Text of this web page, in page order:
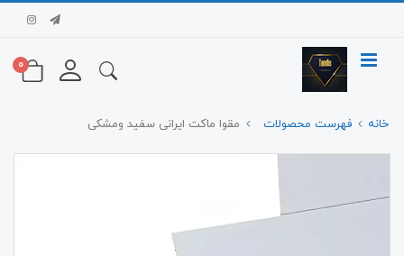
0
خانه فهرست محصولات مقوا ماکت ایرانی سفید ومشکی